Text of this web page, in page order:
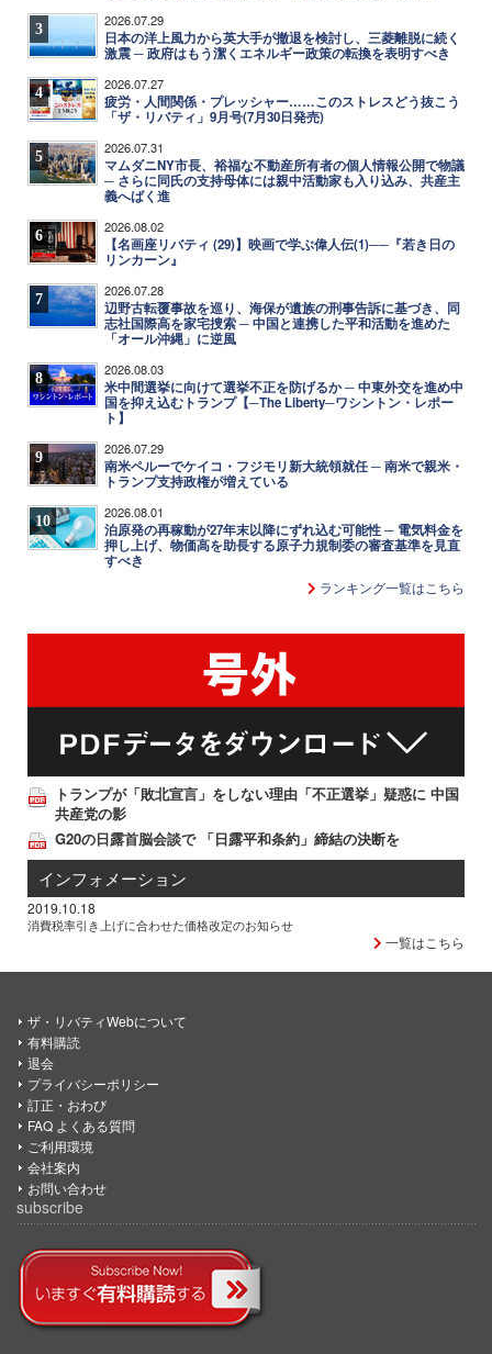
3 2026.07.29
日本の洋上風力から英大手が撤退を検討し、三菱離脱に続く
激震 ─ 政府はもう潔くエネルギー政策の転換を表明すべき
4 2026.07.27
疲労・人間関係・プレッシャー……このストレスどう抜こう
「ザ・リバティ」9月号(7月30日発売)
5 2026.07.31
マムダニNY市長、裕福な不動産所有者の個人情報公開で物議
─ さらに同氏の支持母体には親中活動家も入り込み、共産主
義へばく進
6 2026.08.02
【名画座リバティ (29)】映画で学ぶ偉人伝(1)──『若き日の
リンカーン』
7 2026.07.28
辺野古転覆事故を巡り、海保が遺族の刑事告訴に基づき、同
志社国際高を家宅捜索 ─ 中国と連携した平和活動を進めた
「オール沖縄」に逆風
8 2026.08.03
米中間選挙に向けて選挙不正を防げるか ─ 中東外交を進め中
国を抑え込むトランプ【─The Liberty─ワシントン・レポー
ト】
9 2026.07.29
南米ペルーでケイコ・フジモリ新大統領就任 ─ 南米で親米・
トランプ支持政権が増えている
10 2026.08.01
泊原発の再稼動が27年末以降にずれ込む可能性 ─ 電気料金を
押し上げ、物価高を助長する原子力規制委の審査基準を見直
すべき
ランキング一覧はこちら
トランプが「敗北宣言」をしない理由「不正選挙」疑惑に 中国
共産党の影
G20の日露首脳会談で 「日露平和条約」締結の決断を
インフォメーション
2019.10.18
消費税率引き上げに合わせた価格改定のお知らせ
一覧はこちら
ザ・リバティWebについて
有料購読
退会
プライバシーポリシー
訂正・おわび
FAQ よくある質問
ご利用環境
会社案内
お問い合わせ
subscribe